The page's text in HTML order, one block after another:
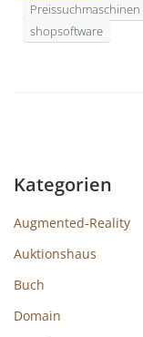
Preissuchmaschinen
shopsoftware
Kategorien
Augmented-Reality
Auktionshaus
Buch
Domain